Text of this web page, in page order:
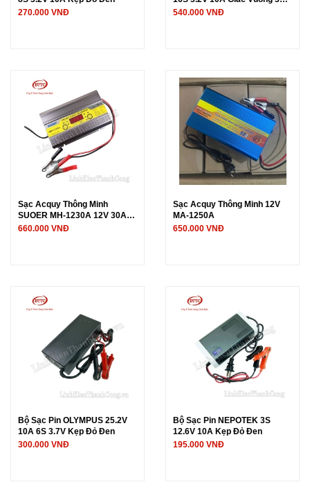
270.000 VNĐ
Chấu
540.000 VNĐ
Sạc Acquy Thông Minh
SUOER MH-1230A 12V 30A
Có Màn Hình Hiển Thị (Chính
660.000 VNĐ
Sạc Acquy Thông Minh 12V
MA-1250A
650.000 VNĐ
Bộ Sạc Pin OLYMPUS 25.2V
10A 6S 3.7V Kẹp Đỏ Đen
300.000 VNĐ
Bộ Sạc Pin NEPOTEK 3S
12.6V 10A Kẹp Đỏ Đen
195.000 VNĐ